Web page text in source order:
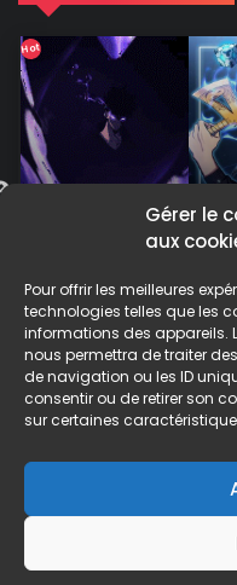
Gérer le
aux
Pour offrir les meilleures
technologies telles que les
informations des appareils.
nous permettra de traiter
de navigation ou les ID
consentir ou de retirer son
sur certaines
Hot
Leveling
© 2026 Pantheon Scan Inc.,